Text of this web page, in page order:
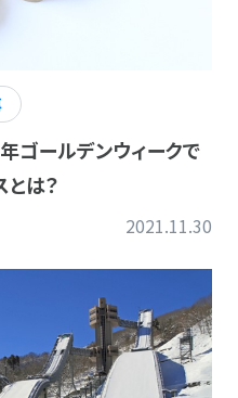
ゴールデンウィークで
は？
2021.11.30